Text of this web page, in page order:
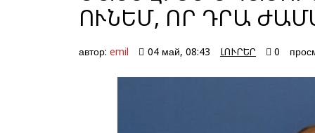
ՈՒՆԵՄ, ՈՐ ԴՐԱ
автор: emil 04 май, 08:43 ԼՈՒՐԵՐ 0